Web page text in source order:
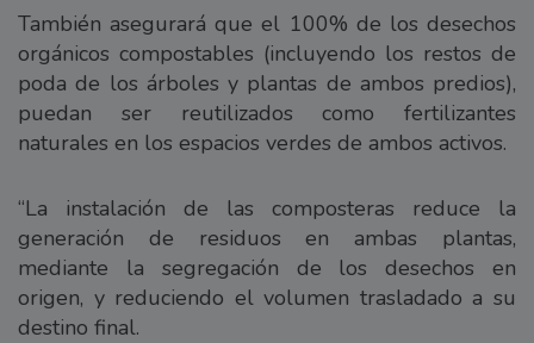
También asegurará que el 100% de los desechos
orgánicos compostables (incluyendo los restos de
poda de los árboles y plantas de ambos predios),
puedan ser reutilizados como fertilizantes
naturales en los espacios verdes de ambos activos.
“La instalación de las composteras reduce la
generación de residuos en ambas plantas,
mediante la segregación de los desechos en
origen, y reduciendo el volumen trasladado a su
destino final.